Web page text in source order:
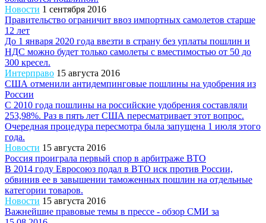
Новости 1 сентября 2016
Правительство ограничит ввоз импортных самолетов старше
12 лет
До 1 января 2020 года ввезти в страну без уплаты пошлин и
НДС можно будет только самолеты с вместимостью от 50 до
300 кресел.
Интерправо 15 августа 2016
США отменили антидемпинговые пошлины на удобрения из
России
С 2010 года пошлины на российские удобрения составляли
253,98%. Раз в пять лет США пересматривает этот вопрос.
Очередная процедура пересмотра была запущена 1 июля этого
года.
Новости 15 августа 2016
Россия проиграла первый спор в арбитраже ВТО
В 2014 году Евросоюз подал в ВТО иск против России,
обвинив ее в завышении таможенных пошлин на отдельные
категории товаров.
Новости 15 августа 2016
Важнейшие правовые темы в прессе - обзор СМИ за